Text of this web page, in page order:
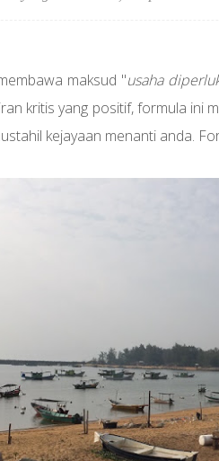
maksud "usaha
kritis yang positif, formula ini
kejayaan menanti anda.